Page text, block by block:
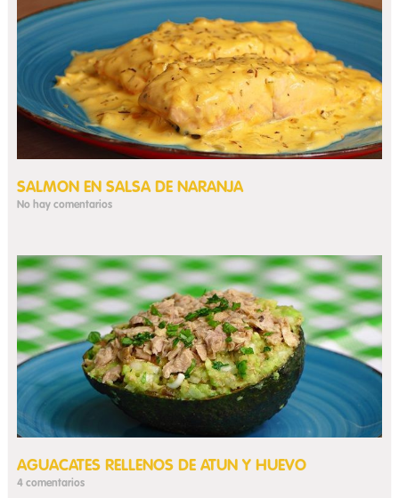
SALMON EN SALSA DE NARANJA
No hay comentarios
AGUACATES RELLENOS DE ATUN Y HUEVO
4 comentarios